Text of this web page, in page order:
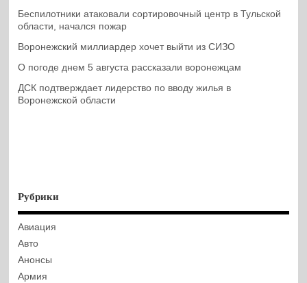
Беспилотники атаковали сортировочный центр в Тульской
области, начался пожар
Воронежский миллиардер хочет выйти из СИЗО
О погоде днем 5 августа рассказали воронежцам
ДСК подтверждает лидерство по вводу жилья в
Воронежской области
Рубрики
Авиация
Авто
Анонсы
Армия